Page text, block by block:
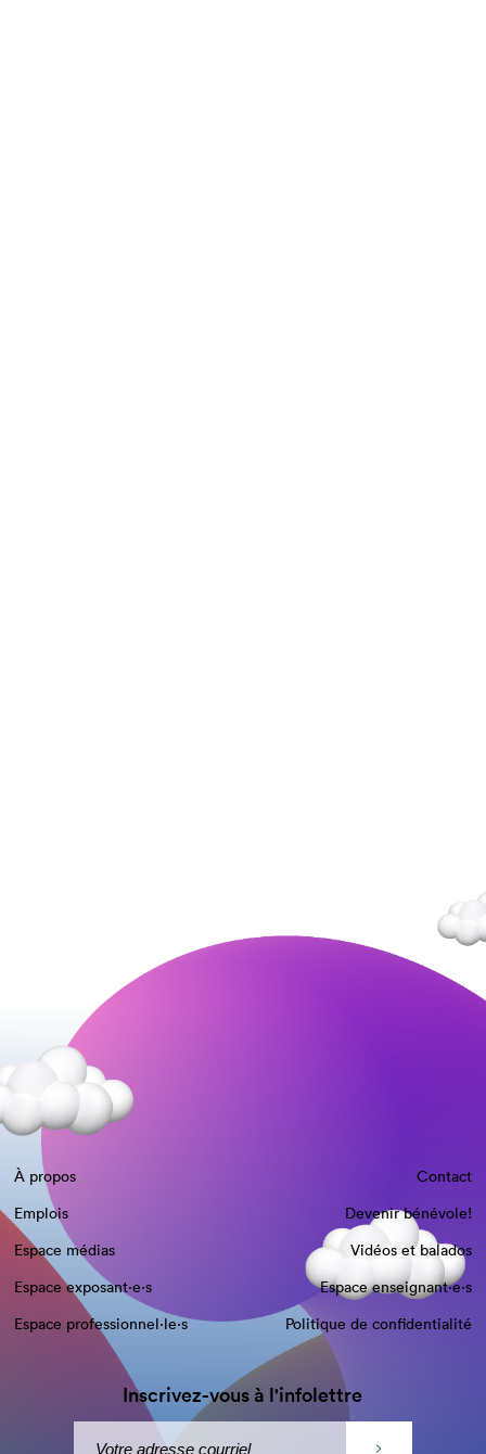
À propos
Contact
Emplois
Devenir bénévole!
Espace médias
Vidéos et balados
Espace exposant·e⋅s
Espace enseignant·e⋅s
Espace professionnel·le⋅s
Politique de confidentialité
Inscrivez-vous à l'infolettre